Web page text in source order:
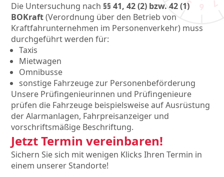
Die Untersuchung nach§§ 41, 42 (2) bzw. 42 (1)
BOKraft(Verordnung über den Betrieb von
Kraftfahrunternehmen im Personenverkehr) muss
durchgeführt werden für:
Taxis
Mietwagen
Omnibusse
sonstige Fahrzeuge zur Personenbeförderung
Unsere Prüfingenieurinnen und Prüfingenieure
prüfen die Fahrzeuge beispielsweise auf Ausrüstung
der Alarmanlagen, Fahrpreisanzeiger und
vorschriftsmäßige Beschriftung.
Jetzt Termin vereinbaren!
Sichern Sie sich mit wenigen Klicks Ihren Termin in
einem unserer Standorte!